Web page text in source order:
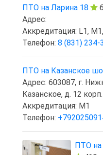
ПТО на Ларина 18
Адрес:
Аккредитация: L1,
Телефон: 8 (831) 234-
ПТО на Казанское
Адрес: 603087, г.
Казанское, д. 12
Аккредитация: M1
Телефон:
ПТО